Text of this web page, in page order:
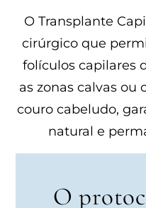
O Transplante
cirúrgico que
folículos capilares
as zonas calvas ou
couro cabeludo,
natural e
O